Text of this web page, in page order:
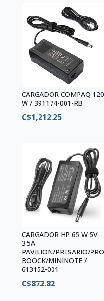
CARGADOR COMPAQ 120
W / 391174-001-RB
C$1,212.25
CARGADOR HP 65 W 5V
3.5A
PAVILION/PRESARIO/PRO
BOOCK/MININOTE /
613152-001
C$872.82